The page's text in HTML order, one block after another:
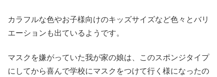
カラフルな色やお子様向けのキッズサイズなど色々とバリ
エーションも出ているようです。
マスクを嫌がっていた我が家の娘は、このスポンジタイプ
にしてから喜んで学校にマスクをつけて行く様になったの